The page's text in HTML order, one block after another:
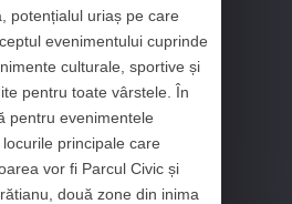
potențialul uriaș pe care
evenimentului cuprinde
culturale, sportive și
pentru toate vârstele. În
pentru evenimentele
principale care
vor fi Parcul Civic și
două zone din inima